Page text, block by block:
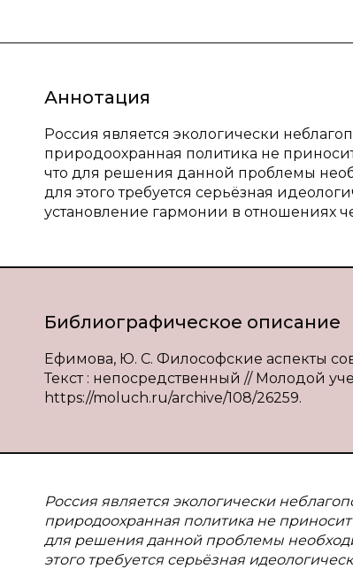
Аннотация
Россия является экологически
природоохранная политика не
что для решения данной проблемы
для этого требуется серьёзная
установление гармонии в отношениях
Библиографическое описание
Ефимова, Ю. С. Философские аспекты
Текст : непосредственный // Молодой
https://moluch.ru/archive/108/26259.
Россия является экологически
природоохранная политика не
для решения данной проблемы
этого требуется серьёзная